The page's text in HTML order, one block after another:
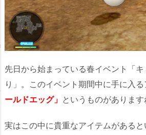
先日から始まっている春イベント「
り」。このイベント期間中に手に入
ールドエッグ」 というものがあります
実はこの中に貴重なアイテムがある